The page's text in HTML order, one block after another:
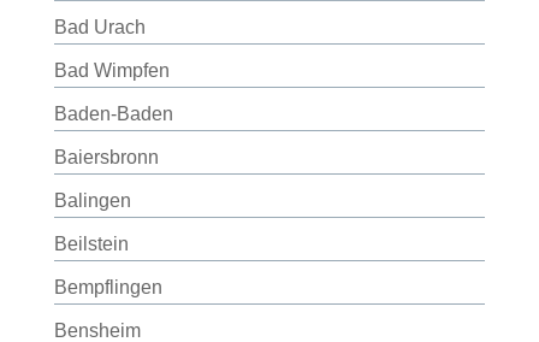
Bad Urach
Bad Wimpfen
Baden-Baden
Baiersbronn
Balingen
Beilstein
Bempflingen
Bensheim